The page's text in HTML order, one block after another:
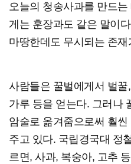
오늘의 청송사과를 만드는
게는 훈장과도 같은 말이
마땅한데도 무시되는 존
사람들은 꿀벌에게서 벌
가루 등을 얻는다. 그러나
암술로 옮겨줌으로써 훨
주고 있다. 국립경국대 정
르면, 사과, 복숭아, 고추